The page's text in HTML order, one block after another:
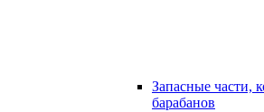
Запасные части,
барабанов